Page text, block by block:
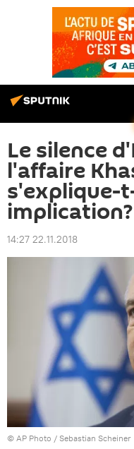
Le silence
l'affaire
s'explique-
implication?
14:27 22.11.2018
© AP Photo / Sebastian Scheiner